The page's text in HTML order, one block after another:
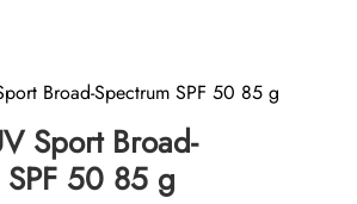
Sport Broad-
50 85 g